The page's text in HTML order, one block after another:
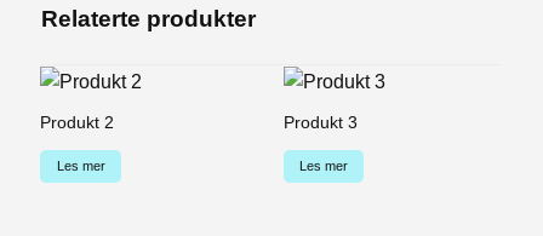
Relaterte produkter
Produkt 2
Les mer
Produkt 3
Les mer